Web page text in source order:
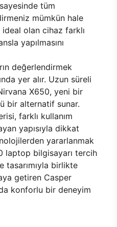
tüm
mümkün hale
olan cihaz farklı
yapılmasını
değerlendirmek
yer alır. Uzun süreli
X650, yeni bir
bir alternatif sunar.
farklı kullanım
yapısıyla dikkat
yararlanmak
laptop bilgisayarı tercih
tasarımıyla birlikte
getiren Casper
konforlu bir deneyim